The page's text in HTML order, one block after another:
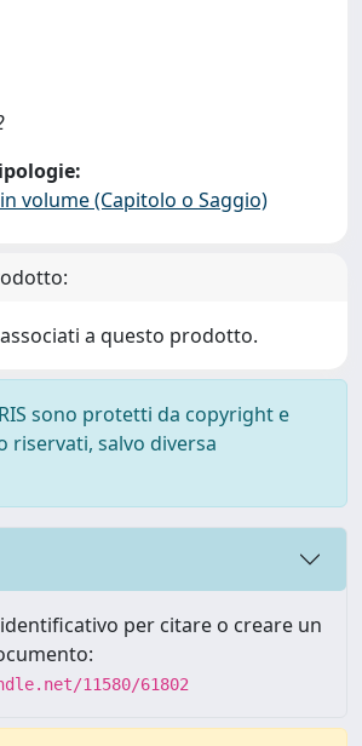
volume (Capitolo o Saggio)
a questo prodotto.
sono protetti da copyright e
salvo diversa
per citare o creare un
11580/61802